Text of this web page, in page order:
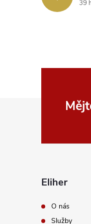
39
Eliher
O nás
Služby